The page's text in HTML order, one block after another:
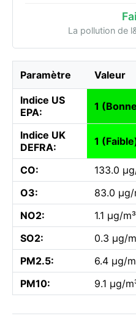
La pollution de
Paramètre Valeur
Indice US
EPA:
1
Indice UK
DEFRA:
1
CO:
133.0
O3:
83.0 µg/
NO2:
1.1 µg/m³
SO2:
0.3 µg/
PM2.5:
6.4 µg/
PM10:
9.1 µg/